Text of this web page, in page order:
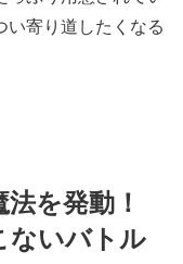
い寄り道したくなる
を発動！
ないバトル